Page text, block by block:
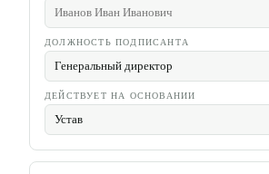
ДОЛЖНОСТЬ ПОДПИСАНТА
ДЕЙСТВУЕТ НА ОСНОВАНИИ